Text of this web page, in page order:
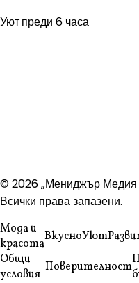
Уютпреди 6 часа
© 2026 „Мениджър Медия
Всички права запазени.
Мода и
красотаВкусноУют
Общи
условия Поверителност